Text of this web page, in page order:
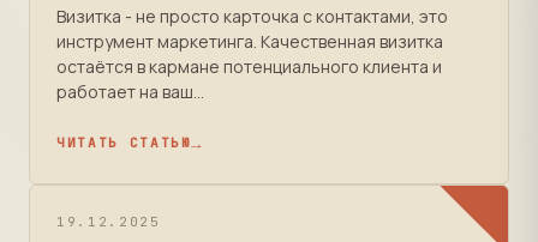
Визитка - не просто карточка с контактами, это
инструмент маркетинга. Качественная визитка
остаётся в кармане потенциального клиента и
работает на ваш...
ЧИТАТЬ СТАТЬЮ
19.12.2025